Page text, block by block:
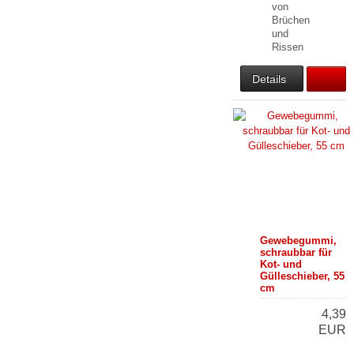
von
Brüchen
und
Rissen
Details
Gewebegummi,
schraubbar für
Kot- und
Gülleschieber, 55
cm
4,39
EUR